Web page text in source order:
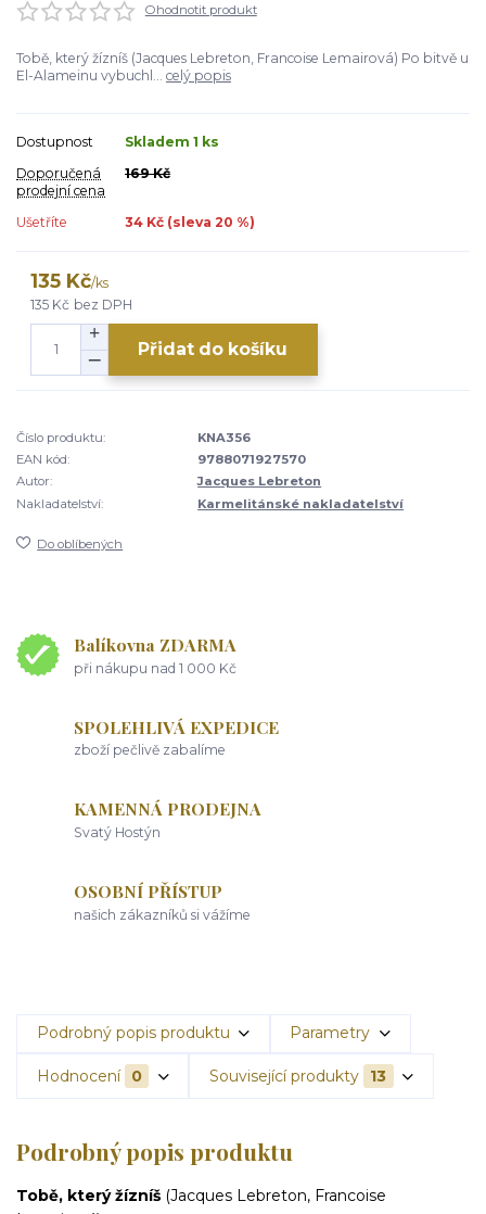
Ohodnotit produkt
Tobě, který žízníš (Jacques Lebreton, Francoise Lemairová) Po bitvě u
El-Alameinu vybuchl... celý popis
Dostupnost
Skladem 1 ks
Doporučená
prodejní cena
169 Kč
Ušetříte 34 Kč (sleva 20 %)
135 Kč/ks
135 Kč bez DPH
Přidat do košíku
Číslo produktu:
KNA356
EAN kód:
9788071927570
Autor:
Jacques Lebreton
Nakladatelství:
Karmelitánské nakladatelství
Do oblíbených
Balíkovna ZDARMA
při nákupu nad 1 000 Kč
SPOLEHLIVÁ EXPEDICE
zboží pečlivě zabalíme
KAMENNÁ PRODEJNA
Svatý Hostýn
OSOBNÍ PŘÍSTUP
našich zákazníků si vážíme
Podrobný popis produktu Parametry
Hodnocení 0 Související produkty 13
Podrobný popis produktu
Tobě, který žízníš (Jacques Lebreton, Francoise